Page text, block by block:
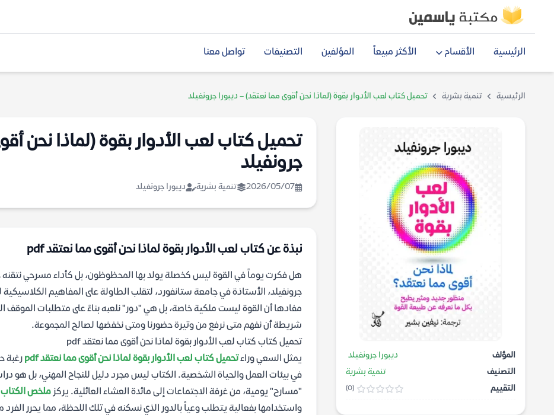
الرئيسية الأقسام الأكثر مبيعاً المؤلفين التصنيفات تواصل معنا
الرئيسية تنمية بشرية تحميل كتاب لعب الأدوار بقوة (لماذا نحن أقوى مما نعتقد) – ديبورا جرونفيلد
المؤلف
ديبورا جرونفيلد
التصنيف
تنمية بشرية
التقييم
(0)
تحميل كتاب لعب الأدوار بقوة (لماذا نحن
جرونفيلد
2026/05/07 تنمية بشرية ديبورا جرونفيلد
نبذة عن كتاب لعب الأدوار بقوة لماذا نحن أقوى مما نعتقد pdf
هل فكرت يوماً في القوة ليس كخصلة يولد بها المحظوظون، بل كأداء مسرحي نتقنه
جرونفيلد، الأستاذة في جامعة ستانفورد، لتقلب الطاولة على المفاهيم
مفادها أن القوة ليست ملكية خاصة، بل هي "دور" نلعبه بناءً على متطلبات الموقف
شريطة أن نفهم متى نرفع من وتيرة حضورنا ومتى نخفضها لصالح المجموعة.
تحميل كتاب كتاب لعب الأدوار بقوة لماذا نحن أقوى مما نعتقد pdf
يمثل السعي وراءتحميل كتاب لعب الأدوار بقوة لماذا نحن أقوى مما نعتقد pdf
رغبة
في بيئات العمل والحياة الشخصية. الكتاب ليس مجرد دليل للنجاح المهني، بل هو
"مسارح" يومية، من غرفة الاجتماعات إلى مائدة العشاء العائلية. يركز ملخص الكتاب
واستخدامها بفعالية يتطلب وعياً بالدور الذي نسكنه في تلك اللحظة، مما يحرر